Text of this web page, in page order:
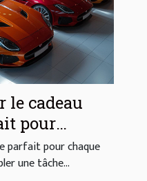
le cadeau
pour
parfait pour chaque
une tâche...